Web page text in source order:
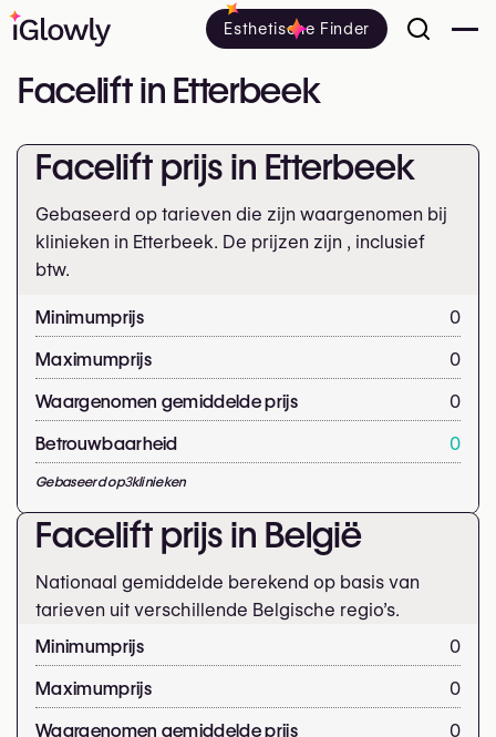
Esthetische Finder
Facelift in Etterbeek
Facelift prijs in Etterbeek
Gebaseerd op tarieven die zijn waargenomen bij
klinieken in Etterbeek. De prijzen zijn , inclusief
btw.
Minimumprijs
0
Maximumprijs
0
Waargenomen gemiddelde prijs
0
Betrouwbaarheid
0
Gebaseerd op3klinieken
Facelift prijs in België
Nationaal gemiddelde berekend op basis van
tarieven uit verschillende Belgische regio’s.
Minimumprijs
0
Maximumprijs
0
Waargenomen gemiddelde prijs
0